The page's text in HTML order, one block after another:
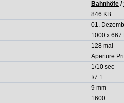
Bahnhöfe /
846 KB
01.
1000 x 667
128 mal
Aperture
1/10 sec
f/7.1
9 mm
1600